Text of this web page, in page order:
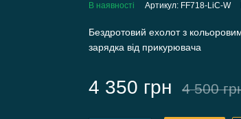
В наявності Артикул: FF718-LiC-W
Бездротовий ехолот з
зарядка від прикурювача
4 350 грн 4 500